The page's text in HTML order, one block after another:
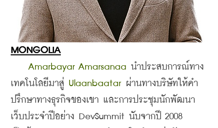
MONGOLIA
Amarbayar Amarsanaa นำประสบการณ์ทาง
เทคโนโลยีมาสู่ Ulaanbaatar ผ่านทางบริษัทให้คำ
ปรึกษาทางธุรกิจของเขา และการประชุมนักพัฒนา
เว็บประจำปีอย่าง DevSummit นับจากปี 2008